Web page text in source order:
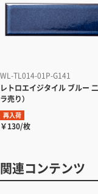
WL-TL014-01P-G141
レトロエイジタイル ブルー
ラ売り）
再入荷
￥130/枚
関連コンテンツ